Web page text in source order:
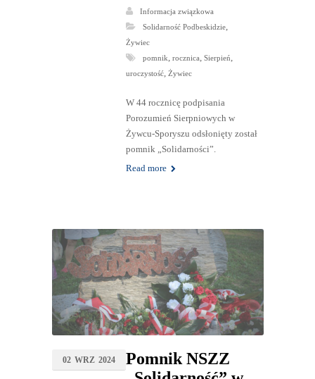
Informacja związkowa
Solidarność Podbeskidzie,
Żywiec
pomnik, rocznica, Sierpień,
uroczystość, Żywiec
W 44 rocznicę podpisania
Porozumień Sierpniowych w
Żywcu-Sporyszu odsłonięty został
pomnik „Solidarności”.
Read more
02 WRZ 2024
Pomnik NSZZ